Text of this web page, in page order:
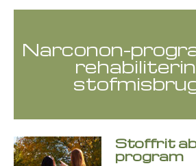
Narconon-
Stoffrit
program